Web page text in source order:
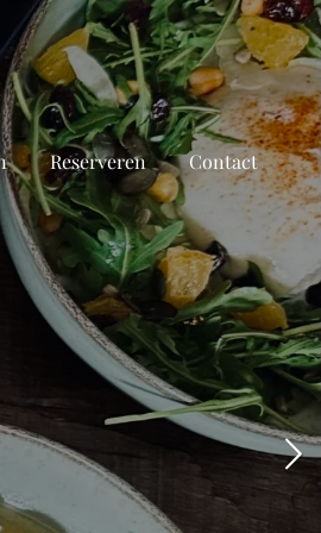
Reserveren Contact